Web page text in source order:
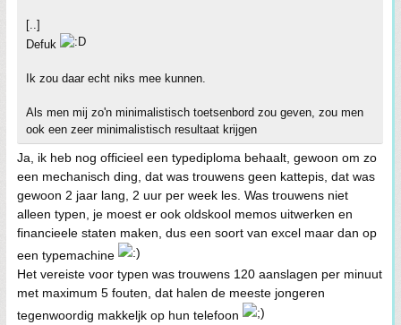
[..]
Defuk
Ik zou daar echt niks mee kunnen.
Als men mij zo'n minimalistisch toetsenbord zou geven, zou men
ook een zeer minimalistisch resultaat krijgen
Ja, ik heb nog officieel een typediploma behaalt, gewoon om zo
een mechanisch ding, dat was trouwens geen kattepis, dat was
gewoon 2 jaar lang, 2 uur per week les. Was trouwens niet
alleen typen, je moest er ook oldskool memos uitwerken en
financieele staten maken, dus een soort van excel maar dan op
een typemachine
Het vereiste voor typen was trouwens 120 aanslagen per minuut
met maximum 5 fouten, dat halen de meeste jongeren
tegenwoordig makkeljk op hun telefoon